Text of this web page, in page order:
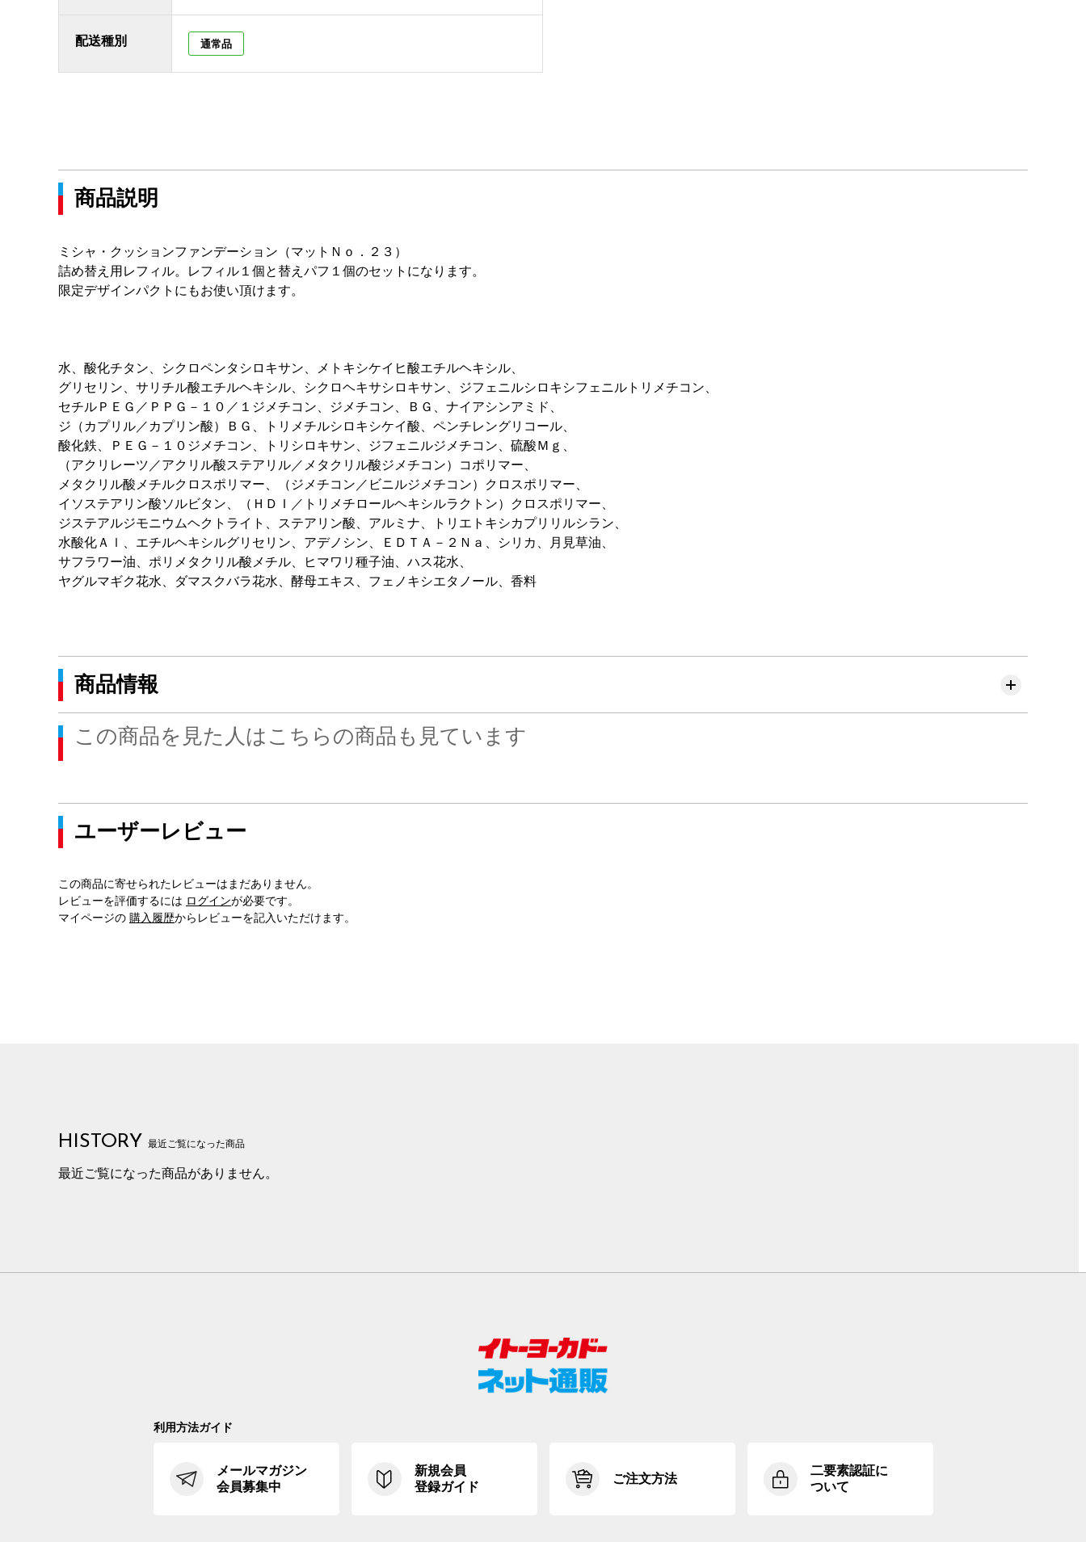
配送種別 通常品
商品説明
ミシャ・クッションファンデーション（マットＮｏ．２３）
詰め替え用レフィル。レフィル１個と替えパフ１個のセットになります。
限定デザインパクトにもお使い頂けます。
水、酸化チタン、シクロペンタシロキサン、メトキシケイヒ酸エチルヘキシル、
グリセリン、サリチル酸エチルヘキシル、シクロヘキサシロキサン、ジフェニルシロキシフェニルトリメチコン、
セチルＰＥＧ／ＰＰＧ－１０／１ジメチコン、ジメチコン、ＢＧ、ナイアシンアミド、
ジ（カプリル／カプリン酸）ＢＧ、トリメチルシロキシケイ酸、ペンチレングリコール、
酸化鉄、ＰＥＧ－１０ジメチコン、トリシロキサン、ジフェニルジメチコン、硫酸Ｍｇ、
（アクリレーツ／アクリル酸ステアリル／メタクリル酸ジメチコン）コポリマー、
メタクリル酸メチルクロスポリマー、（ジメチコン／ビニルジメチコン）クロスポリマー、
イソステアリン酸ソルビタン、（ＨＤＩ／トリメチロールヘキシルラクトン）クロスポリマー、
ジステアルジモニウムヘクトライト、ステアリン酸、アルミナ、トリエトキシカプリリルシラン、
水酸化Ａｌ、エチルヘキシルグリセリン、アデノシン、ＥＤＴＡ－２Ｎａ、シリカ、月見草油、
サフラワー油、ポリメタクリル酸メチル、ヒマワリ種子油、ハス花水、
ヤグルマギク花水、ダマスクバラ花水、酵母エキス、フェノキシエタノール、香料
商品情報
この商品を見た人はこちらの商品も見ています
ユーザーレビュー
この商品に寄せられたレビューはまだありません。
レビューを評価するには ログインが必要です。
マイページの 購入履歴からレビューを記入いただけます。
HISTORY 最近ご覧になった商品
最近ご覧になった商品がありません。
利用方法ガイド
メールマガジン
会員募集中
新規会員
登録ガイド
ご注文方法
二要素認証に
ついて